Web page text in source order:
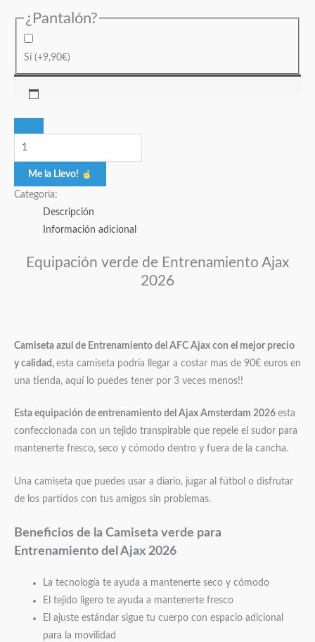
¿Pantalón?
Sí(+9,90€)
Me la Llevo!
Categoría:
Descripción
Información adicional
Equipación verde de Entrenamiento Ajax
2026
Camiseta azul de Entrenamiento del AFC Ajax con el mejor precio
y calidad, esta camiseta podría llegar a costar mas de 90€ euros en
una tienda, aquí lo puedes tener por 3 veces menos!!
Esta equipación de entrenamiento del Ajax Amsterdam 2026 esta
confeccionada con un tejido transpirable que repele el sudor para
mantenerte fresco, seco y cómodo dentro y fuera de la cancha.
Una camiseta que puedes usar a diario, jugar al fútbol o disfrutar
de los partidos con tus amigos sin problemas.
Beneficios de la Camiseta verde para
Entrenamiento del Ajax 2026
La tecnología te ayuda a mantenerte seco y cómodo
El tejido ligero te ayuda a mantenerte fresco
El ajuste estándar sigue tu cuerpo con espacio adicional
para la movilidad